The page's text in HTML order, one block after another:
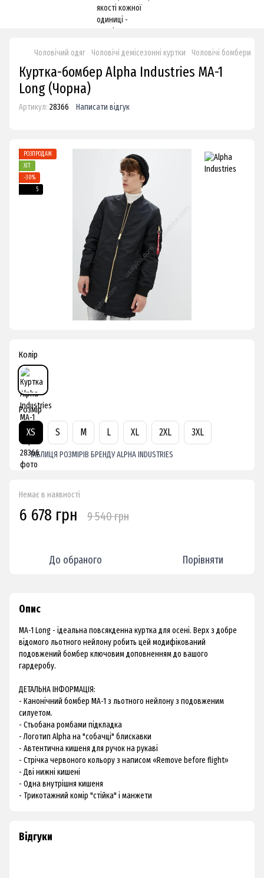
Чоловічий одяг Чоловічі демісезонні куртки Чоловічі бомбери
Куртка-бомбер Alpha Industries MA-1
Long (Чорна)
Артикул: 28366 Написати відгук
РОЗПРОДАЖ
ХІТ
−30%
5
Колір
Розмір
XS S M L XL 2XL 3XL
ТАБЛИЦЯ РОЗМІРІВ БРЕНДУ ALPHA INDUSTRIES
Немає в наявності
6 678 грн 9 540 грн
До обраного Порівняти
Опис
MA-1 Long - ідеальна повсякденна куртка для осені. Верх з добре
відомого льотного нейлону робить цей модифікований
подовжений бомбер ключовим доповненням до вашого
гардеробу.
ДЕТАЛЬНА ІНФОРМАЦІЯ:
- Канонічний бомбер МА-1 з льотного нейлону з подовженим
силуетом.
- Стьобана ромбами підкладка
- Логотип Alpha на "собачці" блискавки
- Автентична кишеня для ручок на рукаві
- Стрічка червоного кольору з написом «Remove before flight»
- Дві нижні кишені
- Одна внутрішня кишеня
- Трикотажний комір "стійка" і манжети
Відгуки